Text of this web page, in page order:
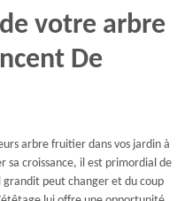
votre arbre
De
arbre fruitier dans vos jardin à
sa croissance, il est primordial de
grandit peut changer et du coup